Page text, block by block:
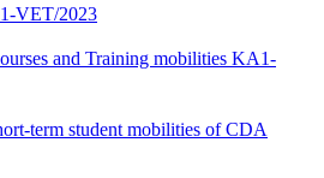
VET/2023
and Training mobilities KA1-
term student mobilities of CDA